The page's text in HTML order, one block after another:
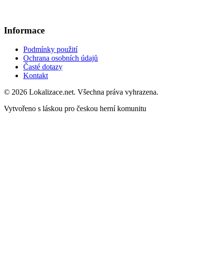
Informace
Podmínky použití
Ochrana osobních údajů
Časté dotazy
Kontakt
© 2026 Lokalizace.net. Všechna práva vyhrazena.
Vytvořeno s láskou pro českou herní komunitu